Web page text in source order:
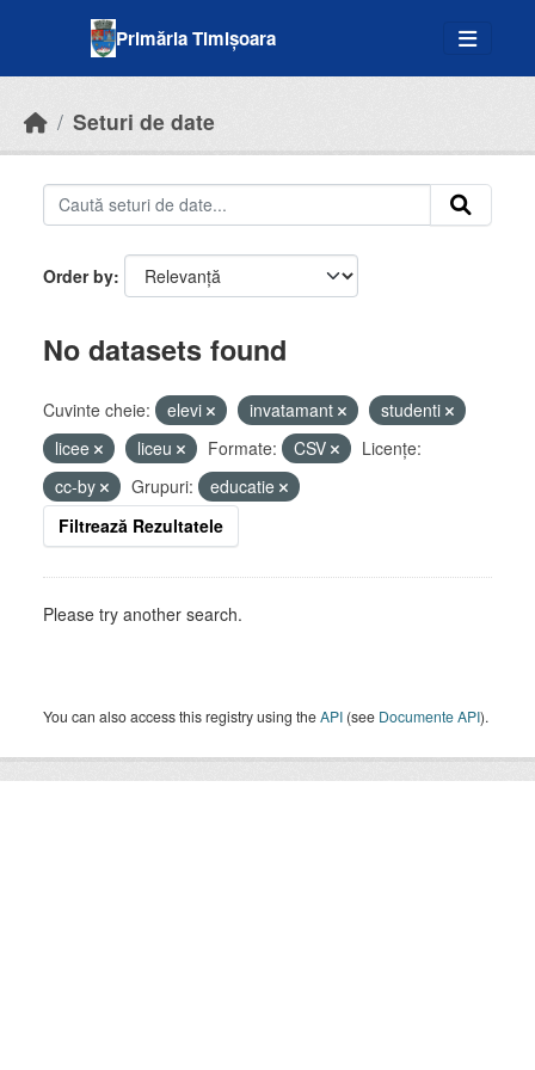
Primăria Timișoara
Seturi de date
Order by
No datasets found
Cuvinte cheie: elevi invatamant
studenti
licee
liceu Formate: CSV
Licenţe:
cc-by
Grupuri:
educatie
Filtrează Rezultatele
Please try another search.
You can also access this registry using theAPI (see Documente API).